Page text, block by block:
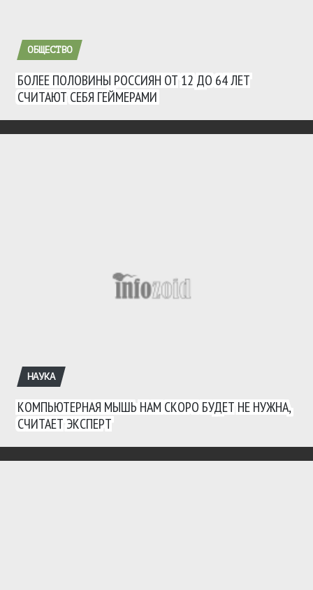
ОБЩЕСТВО
БОЛЕЕ ПОЛОВИНЫ РОССИЯН ОТ 12 ДО 64 ЛЕТ
СЧИТАЮТ СЕБЯ ГЕЙМЕРАМИ
НАУКА
КОМПЬЮТЕРНАЯ МЫШЬ НАМ СКОРО БУДЕТ НЕ НУЖНА,
СЧИТАЕТ ЭКСПЕРТ